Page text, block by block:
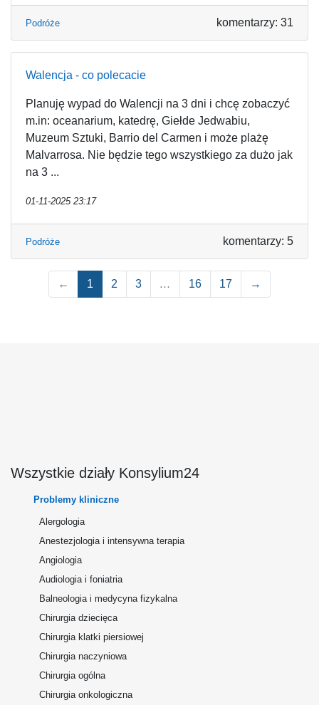
Podróże komentarzy: 31
Walencja - co polecacie
Planuję wypad do Walencji na 3 dni i chcę zobaczyć
m.in: oceanarium, katedrę, Giełde Jedwabiu,
Muzeum Sztuki, Barrio del Carmen i może plażę
Malvarrosa. Nie będzie tego wszystkiego za dużo jak
na 3 ...
01-11-2025 23:17
Podróże komentarzy: 5
← 1 2 3 … 16 17 →
Wszystkie działy Konsylium24
Problemy kliniczne
Alergologia
Anestezjologia i intensywna terapia
Angiologia
Audiologia i foniatria
Balneologia i medycyna fizykalna
Chirurgia dziecięca
Chirurgia klatki piersiowej
Chirurgia naczyniowa
Chirurgia ogólna
Chirurgia onkologiczna